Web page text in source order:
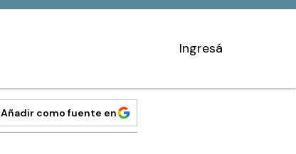
Ingresá
Añadir como fuente en